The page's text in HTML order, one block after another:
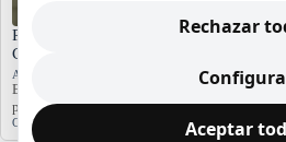
Problemas de Electrodomésticos en
Cádiz
Averías y orientación en Cádiz
Exploramos los problemas más comunes de
pisos antiguos de Cádiz, considerando la
Cádiz problemas comunes
Rechazar
Aceptar